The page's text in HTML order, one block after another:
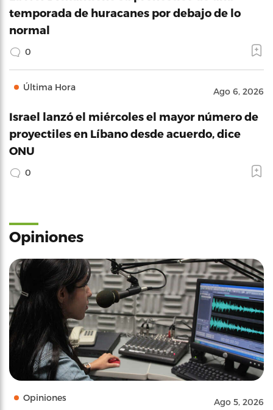
temporada de huracanes por debajo de lo
normal
0
Última Hora Ago 6, 2026
Israel lanzó el miércoles el mayor número de
proyectiles en Líbano desde acuerdo, dice
ONU
0
Opiniones
Opiniones Ago 5, 2026